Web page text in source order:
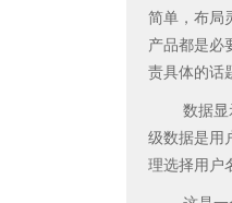
简单，布局
产品都是必
责具体的话
数据显
级数据是用
理选择用户